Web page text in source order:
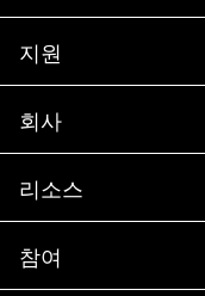
구입 방법
세일즈 팀 연락처
파트너 찾기
경영진 브리핑
제품 소개
지원
지원
교육
설명서
커뮤니티
회사
회사
파트너
채용
리소스
뉴스룸
이벤트
참여